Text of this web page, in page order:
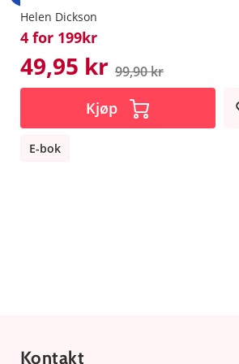
Helen Dickson
4 for 199kr
49,95 kr 99,90 kr
Kjøp
E-bok
Kontakt